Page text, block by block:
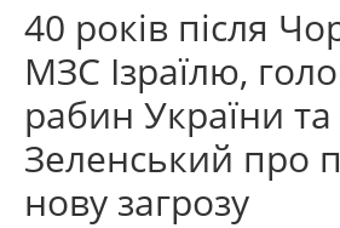
40 років після
МЗС Ізраїлю,
рабин України та
Зеленський про
нову загрозу